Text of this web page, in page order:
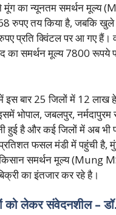
मूंग का न्यूनतम समर्थन मूल्य
रुपए तय किया है, जबकि खुले
प्रति क्विंटल पर आ गए हैं।
का समर्थन मूल्य 7800 रूपये
इस बार 25 जिलों में 12 लाख
भोपाल, जबलपुर,
हुई है और कई जिलों में अब
फसल मंडी में पहुंची है,
समर्थन मूल्य (Mung
का इंतजार कर रहे है।
को लेकर संवेदनशील –